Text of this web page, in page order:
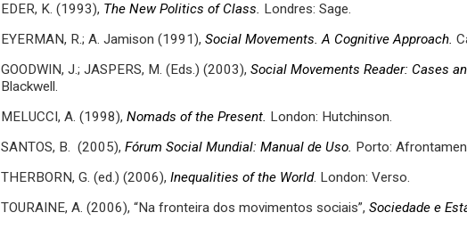
EDER, K. (1993), The New Politics of Class. Londres: Sage.
EYERMAN, R.; A. Jamison (1991),Social Movements. A Cognitive Approach.
GOODWIN, J.; JASPERS, M. (Eds.) (2003),Social Movements Reader: Cases
Blackwell.
MELUCCI, A. (1998),Nomads of the Present. London: Hutchinson.
SANTOS, B. (2005),Fórum Social Mundial: Manual de Uso. Porto:
THERBORN, G. (ed.) (2006),Inequalities of the World. London: Verso.
TOURAINE, A. (2006), “Na fronteira dos movimentos sociais”,Sociedade e